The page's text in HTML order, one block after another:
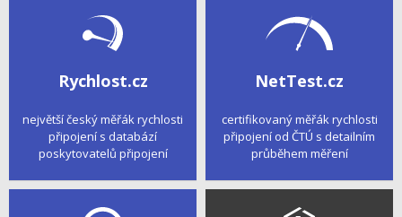
Rychlost.cz
největší český měřák rychlosti
připojení s databází
poskytovatelů připojení
NetTest.cz
certifikovaný měřák rychlosti
připojení od ČTÚ s detailním
průběhem měření